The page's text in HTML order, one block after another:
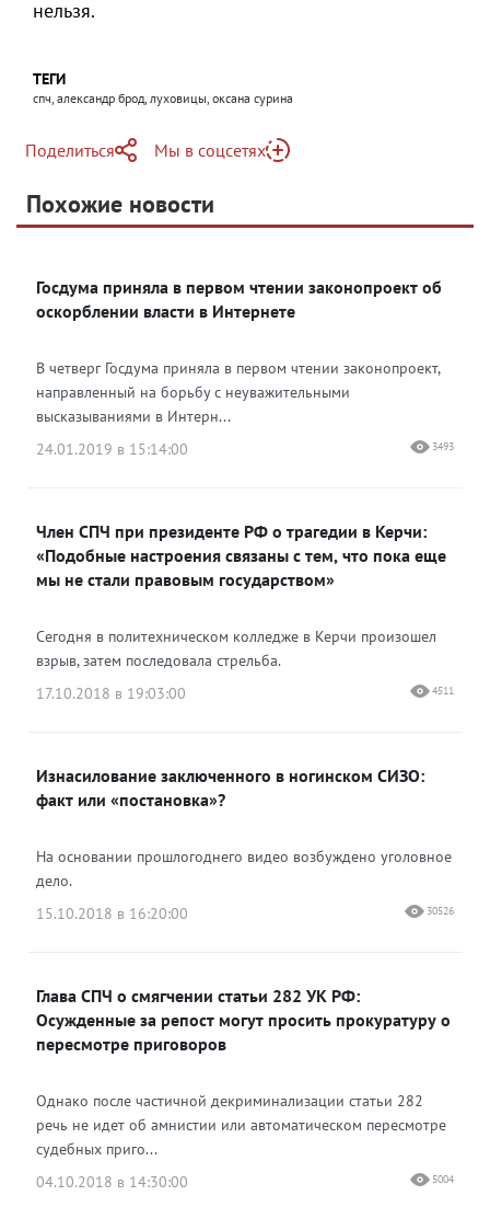
нельзя.
ТЕГИ
спч, александр брод, луховицы, оксана сурина
Поделиться
Telegram
Одноклассники
Мы в соцсетях
Яндекс Дзен
Похожие новости
Госдума приняла в первом чтении законопроект об
оскорблении власти в Интернете
В четверг Госдума приняла в первом чтении законопроект,
направленный на борьбу с неуважительными
высказываниями в Интерн...
24.01.2019 в 15:14:00
3493
Член СПЧ при президенте РФ о трагедии в Керчи:
«Подобные настроения связаны с тем, что пока еще
мы не стали правовым государством»
Сегодня в политехническом колледже в Керчи произошел
взрыв, затем последовала стрельба.
17.10.2018 в 19:03:00
4511
Изнасилование заключенного в ногинском СИЗО:
факт или «постановка»?
На основании прошлогоднего видео возбуждено уголовное
дело.
15.10.2018 в 16:20:00
30526
Глава СПЧ о смягчении статьи 282 УК РФ:
Осужденные за репост могут просить прокуратуру о
пересмотре приговоров
Однако после частичной декриминализации статьи 282
речь не идет об амнистии или автоматическом пересмотре
судебных приго...
04.10.2018 в 14:30:00
5004